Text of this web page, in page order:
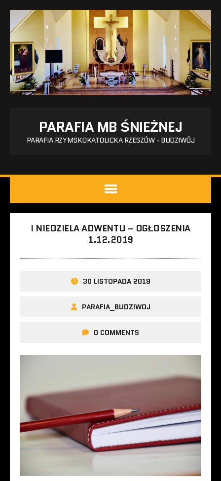
PARAFIA MB ŚNIEŻNEJ
PARAFIA RZYMSKOKATOLICKA RZESZÓW - BUDZIWÓJ
I NIEDZIELA ADWENTU – OGŁOSZENIA
1.12.2019
30 LISTOPADA 2019
PARAFIA_BUDZIWOJ
0 COMMENTS